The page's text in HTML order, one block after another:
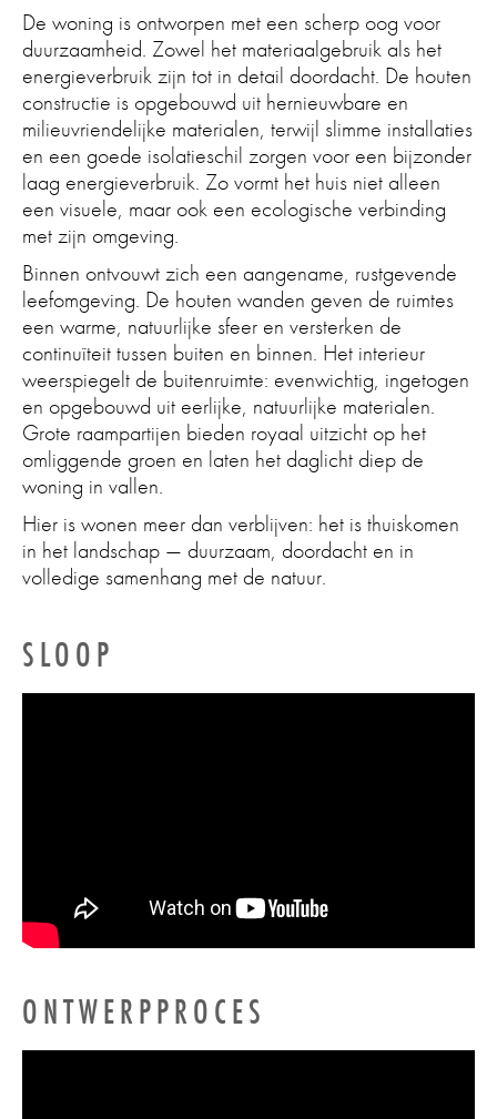
De woning is ontworpen met een scherp oog voor
duurzaamheid. Zowel het materiaalgebruik als het
energieverbruik zijn tot in detail doordacht. De houten
constructie is opgebouwd uit hernieuwbare en
milieuvriendelijke materialen, terwijl slimme installaties
en een goede isolatieschil zorgen voor een bijzonder
laag energieverbruik. Zo vormt het huis niet alleen
een visuele, maar ook een ecologische verbinding
met zijn omgeving.
Binnen ontvouwt zich een aangename, rustgevende
leefomgeving. De houten wanden geven de ruimtes
een warme, natuurlijke sfeer en versterken de
continuïteit tussen buiten en binnen. Het interieur
weerspiegelt de buitenruimte: evenwichtig, ingetogen
en opgebouwd uit eerlijke, natuurlijke materialen.
Grote raampartijen bieden royaal uitzicht op het
omliggende groen en laten het daglicht diep de
woning in vallen.
Hier is wonen meer dan verblijven: het is thuiskomen
in het landschap — duurzaam, doordacht en in
volledige samenhang met de natuur.
SLOOP
ONTWERPPROCES